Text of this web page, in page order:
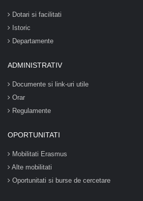
Dotari si facilitati
Istoric
Departamente
ADMINISTRATIV
Documente si link-uri utile
Orar
Regulamente
OPORTUNITATI
Mobilitati Erasmus
Alte mobilitati
Oportunitati si burse de cercetare